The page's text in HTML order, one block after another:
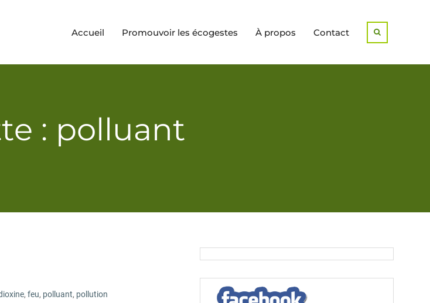
Accueil Promouvoir les écogestes À propos Contact
: polluant
, feu, polluant, pollution